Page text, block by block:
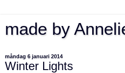
made by
måndag 6 januari 2014
Winter Lights